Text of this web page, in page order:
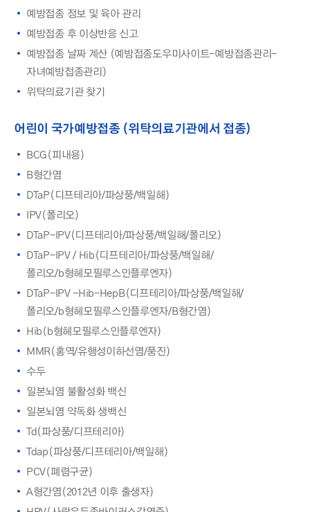
예방접종 정보 및 육아 관리
예방접종 후 이상반응 신고
예방접종 날짜 계산 (예방접종도우미사이트-예방접종관리-
자녀예방접종관리)
위탁의료기관 찾기
어린이 국가예방접종 (위탁의료기관에서 접종)
BCG(피내용)
B형간염
DTaP(디프테리아/파상풍/백일해)
IPV(폴리오)
DTaP-IPV(디프테리아/파상풍/백일해/폴리오)
DTaP-IPV / Hib(디프테리아/파상풍/백일해/
폴리오/b형헤모필루스인플루엔자)
DTaP-IPV -Hib-HepB(디프테리아/파상풍/백일해/
폴리오/b형헤모필루스인플루엔자/B형간염)
Hib(b형헤모필루스인플루엔자)
MMR(홍역/유행성이하선염/풍진)
수두
일본뇌염 불활성화 백신
일본뇌염 약독화 생백신
Td(파상풍/디프테리아)
Tdap(파상풍/디프테리아/백일해)
PCV(폐렴구균)
A형간염(2012년 이후 출생자)